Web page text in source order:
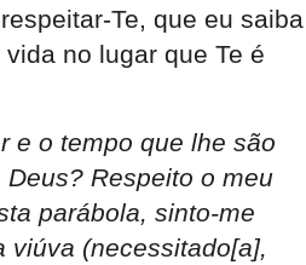
Te, que eu saiba
no lugar que Te é
e o tempo que lhe são
Respeito o meu
parábola, sinto-me
viúva (necessitado[a],